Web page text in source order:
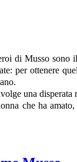
di Musso sono
ottenere
una
che ha